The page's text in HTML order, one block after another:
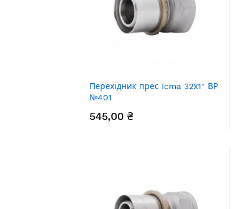
Перехідник прес Icma 32х1" ВР
№401
545,00 ₴